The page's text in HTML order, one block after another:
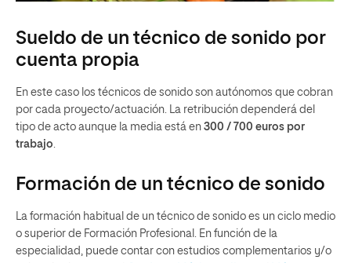
Sueldo de un técnico de sonido por
cuenta propia
En este caso los técnicos de sonido son autónomos que cobran
por cada proyecto/actuación. La retribución dependerá del
tipo de acto aunque la media está en 300 / 700 euros por
trabajo
Formación de un técnico de sonido
La formación habitual de un técnico de sonido es un ciclo medio
o superior de Formación Profesional. En función de la
especialidad, puede contar con estudios complementarios y/o